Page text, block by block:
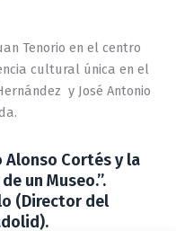
Tenorio en el centro
cultural única en el
y José Antonio
Alonso Cortés y la
un Museo.”.
(Director del